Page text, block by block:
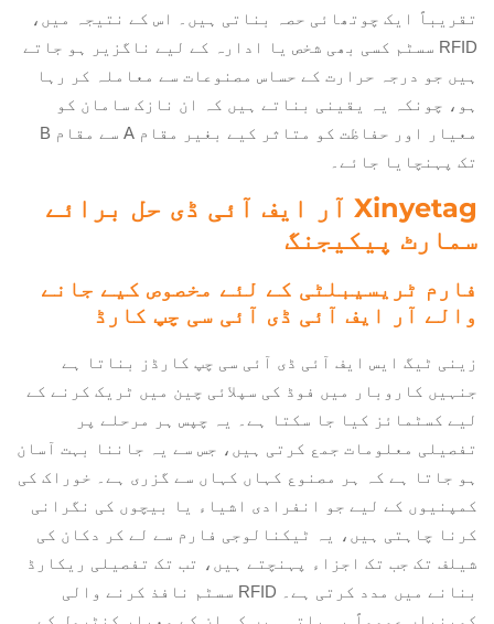
تقریباً ایک چوتھائی حصہ بناتی ہیں۔ اس کے نتیجہ میں،
RFID سسٹم کسی بھی شخص یا ادارہ کے لیے ناگزیر ہو جاتے
ہیں جو درجہ حرارت کے حساس مصنوعات سے معاملہ کر رہا
ہو، چونکہ یہ یقینی بناتے ہیں کہ ان نازک سامان کو
معیار اور حفاظت کو متاثر کیے بغیر مقام A سے مقام B
تک پہنچایا جائے۔
Xinyetag آر ایف آئی ڈی حل برائے
سمارٹ پیکیجنگ
فارم ٹریسیبلٹی کے لئے مخصوص کیے جانے
والے آر ایف آئی ڈی آئی سی چپ کارڈ
زینی ٹیگ ایس ایف آئی ڈی آئی سی چپ کارڈز بناتا ہے
جنہیں کاروبار میں فوڈ کی سپلائی چین میں ٹریک کرنے کے
لیے کسٹمائز کیا جا سکتا ہے۔ یہ چپس ہر مرحلے پر
تفصیلی معلومات جمع کرتی ہیں، جس سے یہ جاننا بہت آسان
ہو جاتا ہے کہ ہر مصنوع کہاں کہاں سے گزری ہے۔ خوراک کی
کمپنیوں کے لیے جو انفرادی اشیاء یا بیچوں کی نگرانی
کرنا چاہتی ہیں، یہ ٹیکنالوجی فارم سے لے کر دکان کی
شیلف تک جب تک اجزاء پہنچتے ہیں، تب تک تفصیلی ریکارڈ
بنانے میں مدد کرتی ہے۔ RFID سسٹم نافذ کرنے والی
کمپنیاں عموماً یہ پاتی ہیں کہ ان کے معیار کنٹرول کے